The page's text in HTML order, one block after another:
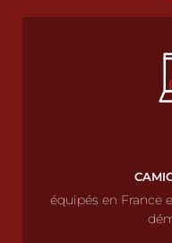
équipés en France